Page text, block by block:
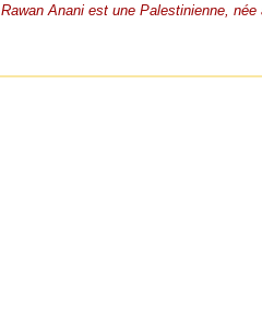
Rawan Anani est une Palestinienne,